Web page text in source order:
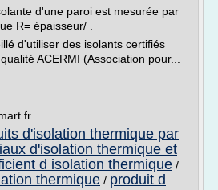
d'une paroi est mesurée par
R= épaisseur/ .
d'utiliser des isolants certifiés
ACERMI (Association pour...
d'isolation thermique par
d'isolation thermique et
d isolation thermique /
thermique / produit d